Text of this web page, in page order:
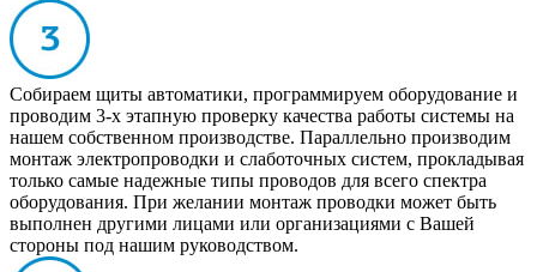
Собираем щиты автоматики, программируем оборудование и
проводим 3-х этапную проверку качества работы системы на
нашем собственном производстве. Параллельно производим
монтаж электропроводки и слаботочных систем, прокладывая
только самые надежные типы проводов для всего спектра
оборудования. При желании монтаж проводки может быть
выполнен другими лицами или организациями с Вашей
стороны под нашим руководством.